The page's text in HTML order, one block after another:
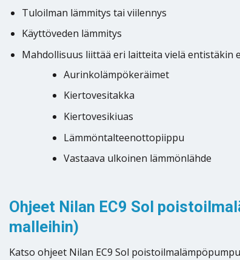
Tuloilman lämmitys tai viilennys
Käyttöveden lämmitys
Mahdollisuus liittää eri laitteita vielä entistäkin
Aurinkolämpökeräimet
Kiertovesitakka
Kiertovesikiuas
Lämmöntalteenottopiippu
Vastaava ulkoinen lämmönlähde
Ohjeet Nilan EC9 Sol
malleihin)
Katso ohjeet Nilan EC9 Sol